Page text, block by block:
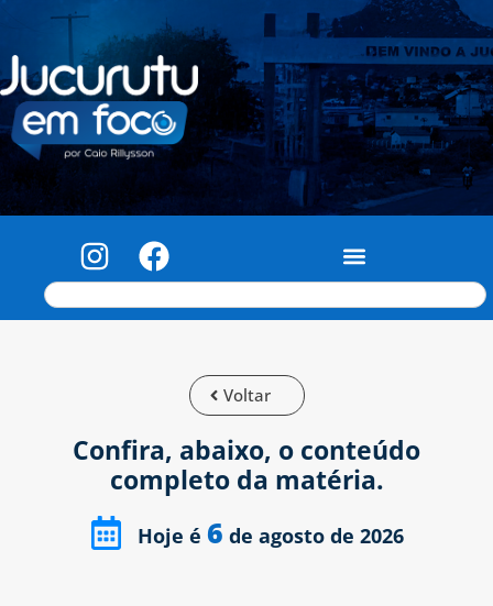
Voltar
Confira, abaixo, o conteúdo
completo da matéria.
Hoje é 6 de agosto de 2026